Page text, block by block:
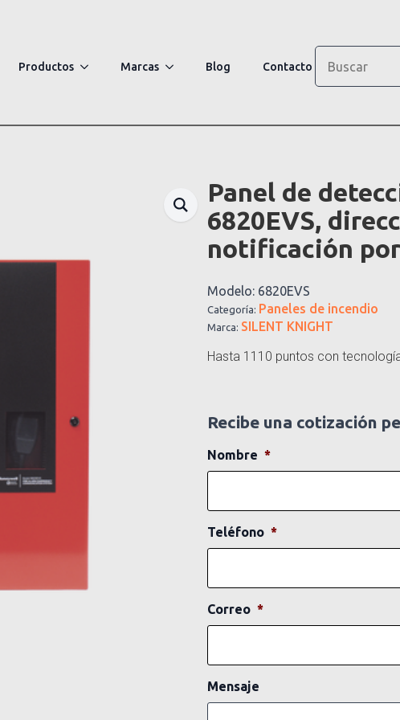
Productos Marcas Blog Contacto
Panel de
6820EVS,
notificación
Modelo: 6820EVS
Categoría: Paneles de incendio
Marca: SILENT KNIGHT
Hasta 1110 puntos con
Recibe una cotización
Nombre *
Teléfono *
Correo *
Mensaje